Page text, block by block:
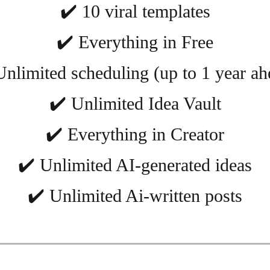
✔️ 10 viral templates
✔️ Everything in Free
scheduling (up to 1 year
✔️ Unlimited Idea Vault
✔️ Everything in Creator
✔️ Unlimited AI-generated ideas
✔️ Unlimited Ai-written posts